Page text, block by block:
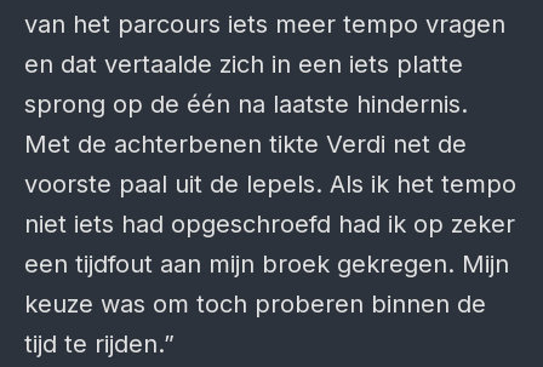
van het parcours iets meer tempo vragen
en dat vertaalde zich in een iets platte
sprong op de één na laatste hindernis.
Met de achterbenen tikte Verdi net de
voorste paal uit de lepels. Als ik het tempo
niet iets had opgeschroefd had ik op zeker
een tijdfout aan mijn broek gekregen. Mijn
keuze was om toch proberen binnen de
tijd te rijden.”